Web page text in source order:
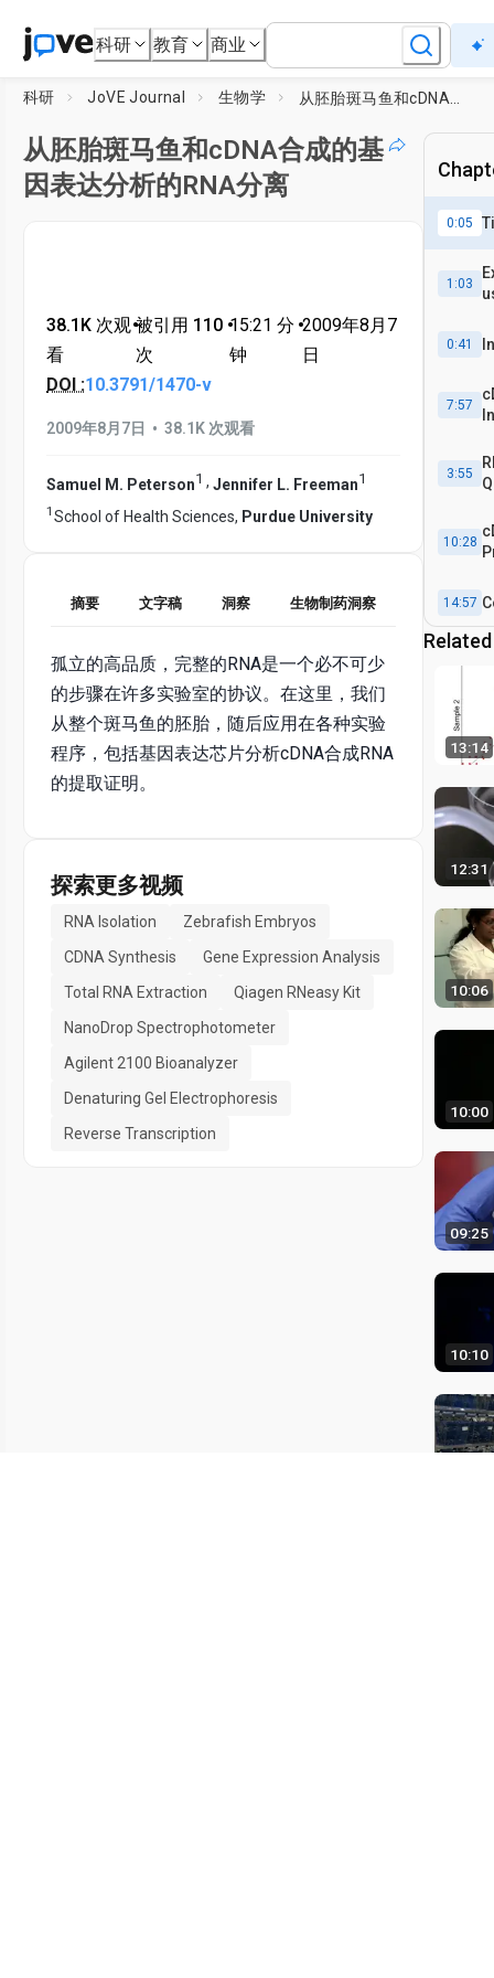
科研 教育 商业
科研 JoVE Journal 生物学
从胚胎斑马鱼和cDNA合成的基
因表达分析的RNA分离
38.1K 次观
看
•被引用 110
次
•15:21 分
钟
•2009年8月7
日
DOI :10.3791/1470-v
2009年8月7日 • 38.1K 次观看
Samuel M. Peterson1 , Jennifer L. Freeman1
1 School of Health Sciences, Purdue University
摘要 文字稿 洞察 生物制药洞察
孤立的高品质，完整的RNA是一个必不可少
的步骤在许多实验室的协议。在这里，我们
从整个斑马鱼的胚胎，随后应用在各种实验
程序，包括基因表达芯片分析cDNA合成RNA
的提取证明。
探索更多视频
RNA Isolation
Zebrafish Embryos
CDNA Synthesis
Gene Expression Analysis
Total RNA Extraction
Qiagen RNeasy Kit
NanoDrop Spectrophotometer
Agilent 2100 Bioanalyzer
Denaturing Gel Electrophoresis
Reverse Transcription
0:05
1:03
0:41
7:57
3:55
10:28
14:57
13:50
13:14
12:31
10:06
10:00
09:25
10:10